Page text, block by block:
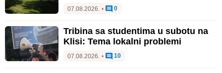
07.08.2026. • 0
Tribina sa studentima u subotu na
Klisi: Tema lokalni problemi
07.08.2026. • 10